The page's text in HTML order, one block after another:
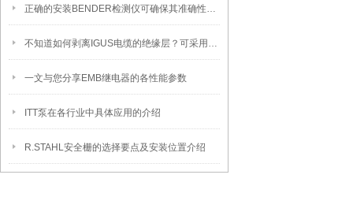
正确的安装BENDER检测仪可确保其准确性及可靠性
不知道如何剥离IGUS电缆的绝缘层？可采用这两种方法
一文与您分享EMB继电器的各性能参数
ITT泵在各行业中具体应用的介绍
R.STAHL安全栅的选择要点及安装位置介绍